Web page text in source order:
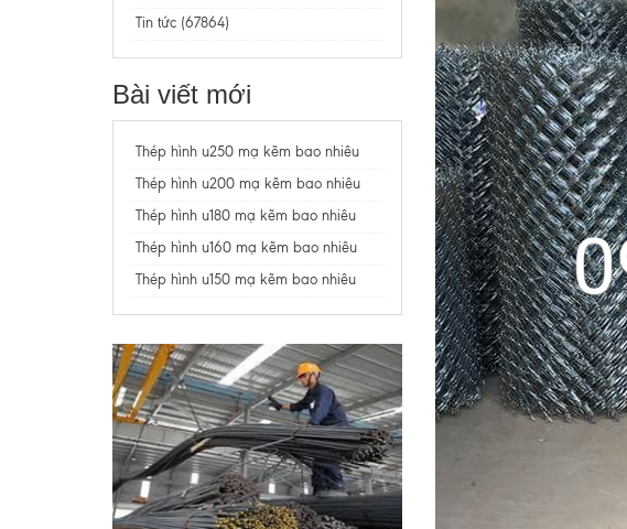
Tin tức (67864)
Bài viết mới
Thép hình u250 mạ kẽm bao nhiêu
Thép hình u200 mạ kẽm bao nhiêu
Thép hình u180 mạ kẽm bao nhiêu
Thép hình u160 mạ kẽm bao nhiêu
Thép hình u150 mạ kẽm bao nhiêu